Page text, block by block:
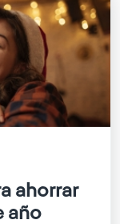
ahorrar
año